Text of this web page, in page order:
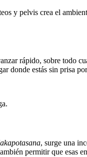
y pelvis crea el
rápido, sobre todo
donde estás sin prisa
, surge una
permitir que esas